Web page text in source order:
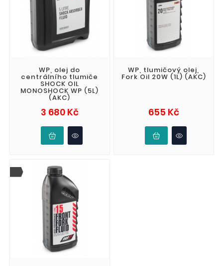
WP, olej do
centrálního tlumiče
SHOCK OIL
MONOSHOCK WP (5L)
(AKC)
3 680 KčCena
WP, tlumičový olej,
Fork Oil 20W (1L) (AKC)
655 KčCena